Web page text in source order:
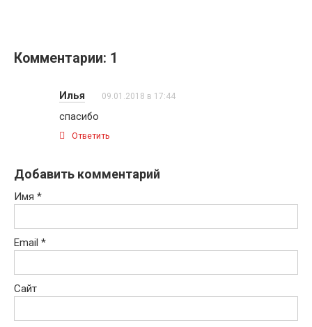
Комментарии: 1
Илья 09.01.2018 в 17:44
спасибо
Ответить
Добавить комментарий
Имя *
Email *
Сайт